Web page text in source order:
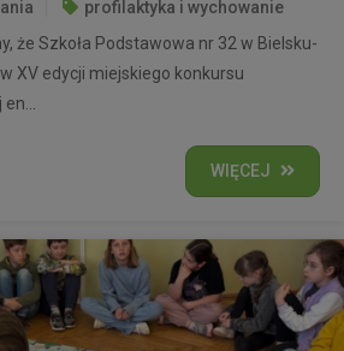
profilaktyka i wychowanie
że Szkoła Podstawowa nr 32 w Bielsku-
XV edycji miejskiego konkursu
WIĘCEJ